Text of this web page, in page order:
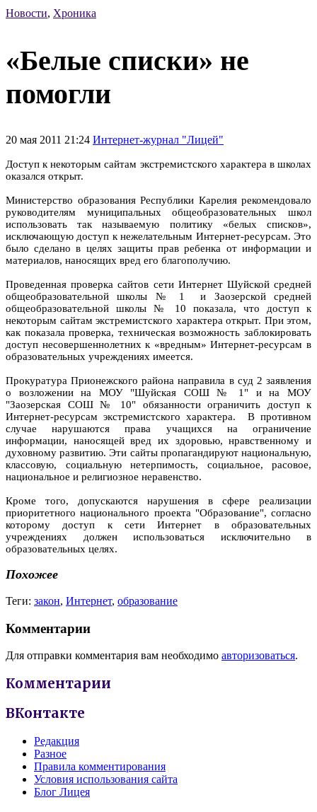
Новости, Хроника
«Белые списки» не
помогли
20 мая 2011 21:24 Интернет-журнал "Лицей"
Доступ к некоторым сайтам экстремистского характера в школах
оказался открыт.
Министерство образования Республики Карелия рекомендовало
руководителям муниципальных общеобразовательных школ
использовать так называемую политику «белых списков»,
исключающую доступ к нежелательным Интернет-ресурсам. Это
было сделано в целях защиты прав ребенка от информации и
материалов, наносящих вред его благополучию.
Проведенная проверка сайтов сети Интернет Шуйской средней
общеобразовательной школы № 1 и Заозерской средней
общеобразовательной школы № 10 показала, что доступ к
некоторым сайтам экстремистского характера открыт. При этом,
как показала проверка, техническая возможность заблокировать
доступ несовершеннолетних к «вредным» Интернет-ресурсам в
образовательных учреждениях имеется.
Прокуратура Прионежского района направила в суд 2 заявления
о возложении на МОУ "Шуйская СОШ № 1" и на МОУ
"Заозерская СОШ № 10" обязанности ограничить доступ к
Интернет-ресурсам экстремистского характера. В противном
случае нарушаются права учащихся на ограничение
информации, наносящей вред их здоровью, нравственному и
духовному развитию. Эти сайты пропагандируют национальную,
классовую, социальную нетерпимость, социальное, расовое,
национальное и религиозное неравенство.
Кроме того, допускаются нарушения в сфере реализации
приоритетного национального проекта "Образование", согласно
которому доступ к сети Интернет в образовательных
учреждениях должен использоваться исключительно в
образовательных целях.
Похожее
Теги: закон, Интернет, образование
Комментарии
Для отправки комментария вам необходимо авторизоваться.
Комментарии
ВКонтакте
Редакция
Разное
Правила комментирования
Условия использования сайта
Блог Лицея